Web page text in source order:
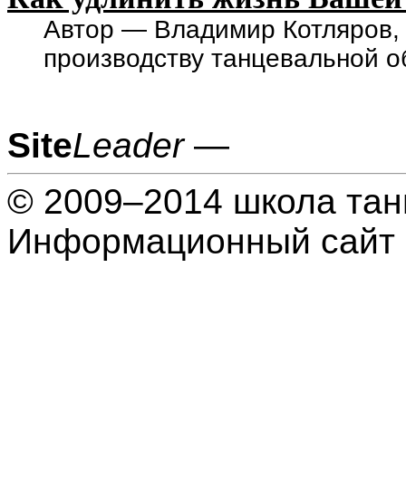
Автор — Владимир Котляров,
производству танцевальной
SiteLeader—
© 2009–2014 школа
Информационный сайт